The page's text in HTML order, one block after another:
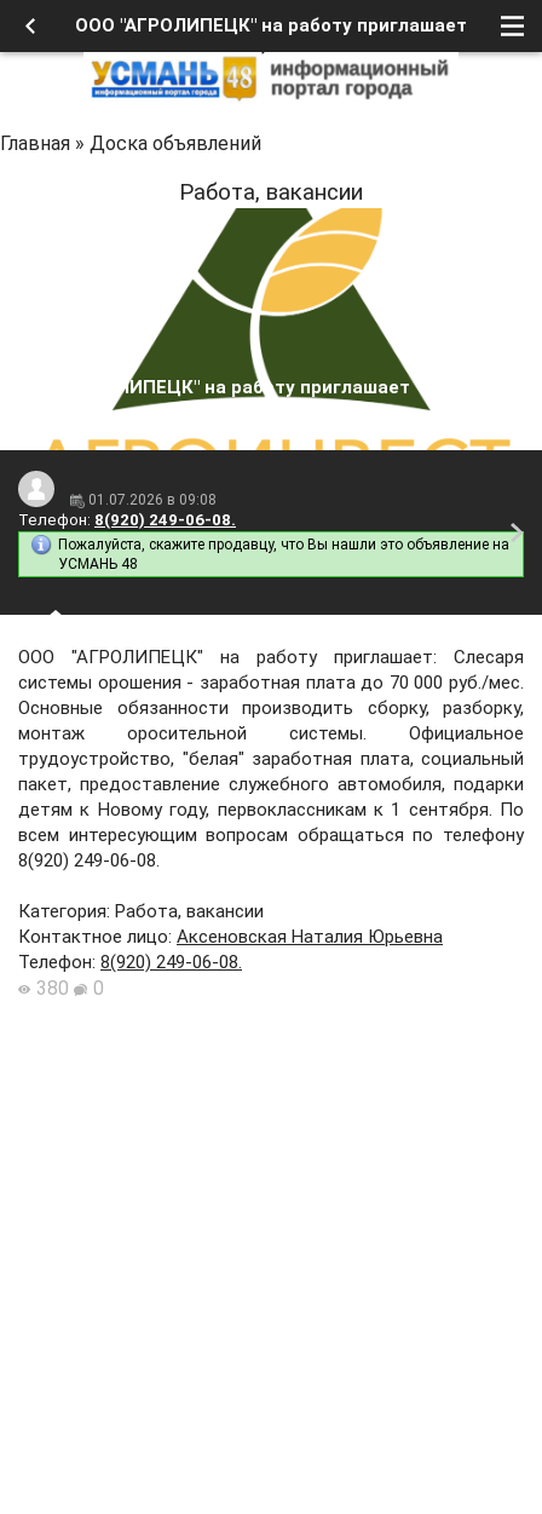
ООО "АГРОЛИПЕЦК" на работу приглашает
Главная » Доска объявлений
Работа, вакансии
ООО "АГРОЛИПЕЦК" на работу приглашает
01.07.2026 в 09:08
Телефон: 8(920) 249-06-08.
Пожалуйста, скажите продавцу, что Вы нашли это объявление на
УСМАНЬ 48
ООО "АГРОЛИПЕЦК" на работу приглашает: Слесаря
системы орошения - заработная плата до 70 000 руб./мес.
Основные обязанности производить сборку, разборку,
монтаж оросительной системы. Официальное
трудоустройство, "белая" заработная плата, социальный
пакет, предоставление служебного автомобиля, подарки
детям к Новому году, первоклассникам к 1 сентября. По
всем интересующим вопросам обращаться по телефону
8(920) 249-06-08.
Категория: Работа, вакансии
Контактное лицо: Аксеновская Наталия Юрьевна
Телефон: 8(920) 249-06-08.
380 0